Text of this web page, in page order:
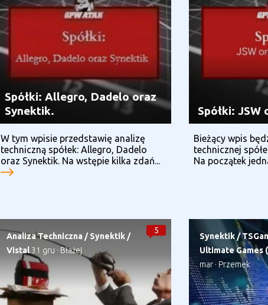
Spółki: Allegro, Dadelo oraz
Synektik.
W tym wpisie przedstawię analizę
techniczną spółek: Allegro, Dadelo
oraz Synektik. Na wstępie kilka zdań...
Spółki:
Bieżący wpis
technicznej
Na początek
5
Analiza Techniczna /Synektik/
Vistal 31 gru · Błażej
Synektik/
Ultimate Games
mar · Przemek